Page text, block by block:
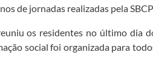
de jornadas realizadas pela
os residentes no último dia
social foi organizada para